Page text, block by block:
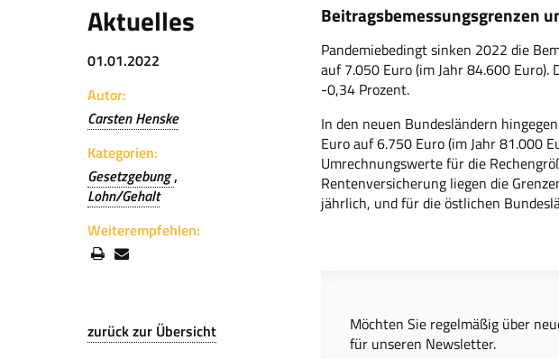
Aktuelles
01.01.2022
Autor:
Carsten Henske
Kategorien:
Gesetzgebung
Lohn/Gehalt
Weiterempfehlen:
zurück zur Übersicht
Beitragsbemessungsgrenzen
Pandemiebedingt sinken 2022 die
auf 7.050 Euro (im Jahr 84.600
-0,34 Prozent.
In den neuen Bundesländern
Euro auf 6.750 Euro (im Jahr 81.000
Umrechnungswerte für die
Rentenversicherung liegen die
jährlich, und für die östlichen
Möchten Sie regelmäßig über
für unseren Newsletter.